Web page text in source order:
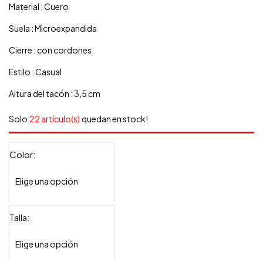
Material : Cuero
Suela : Microexpandida
Cierre : con cordones
Estilo : Casual
Altura del tacón : 3,5 cm
Solo 22 artículo(s) quedan en stock!
Color
Talla